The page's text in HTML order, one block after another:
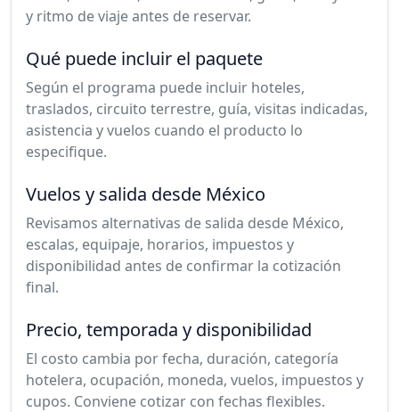
y ritmo de viaje antes de reservar.
Qué puede incluir el paquete
Según el programa puede incluir hoteles,
traslados, circuito terrestre, guía, visitas indicadas,
asistencia y vuelos cuando el producto lo
especifique.
Vuelos y salida desde México
Revisamos alternativas de salida desde México,
escalas, equipaje, horarios, impuestos y
disponibilidad antes de confirmar la cotización
final.
Precio, temporada y disponibilidad
El costo cambia por fecha, duración, categoría
hotelera, ocupación, moneda, vuelos, impuestos y
cupos. Conviene cotizar con fechas flexibles.